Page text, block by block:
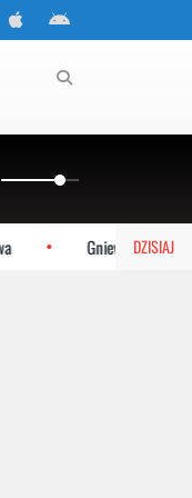
DZISIAJ
Gniewino: Stolem